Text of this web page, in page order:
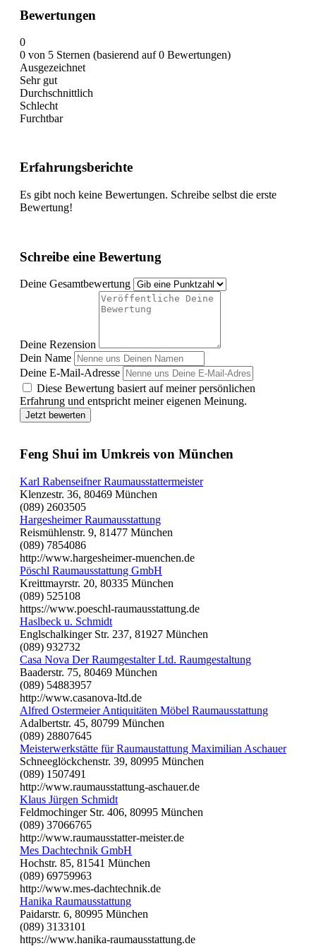
Bewertungen
0
0 von 5 Sternen (basierend auf 0 Bewertungen)
Ausgezeichnet
Sehr gut
Durchschnittlich
Schlecht
Furchtbar
Erfahrungsberichte
Es gibt noch keine Bewertungen. Schreibe selbst die erste
Bewertung!
Schreibe eine Bewertung
Deine Gesamtbewertung
Deine Rezension
Dein Name
Deine E-Mail-Adresse
Diese Bewertung basiert auf meiner persönlichen
Erfahrung und entspricht meiner eigenen Meinung.
Jetzt bewerten
Feng Shui im Umkreis von München
Karl Rabenseifner Raumausstattermeister
Klenzestr. 36, 80469 München
(089) 2603505
Hargesheimer Raumausstattung
Reismühlenstr. 9, 81477 München
(089) 7854086
http://www.hargesheimer-muenchen.de
Pöschl Raumausstattung GmbH
Kreittmayrstr. 20, 80335 München
(089) 525108
https://www.poeschl-raumausstattung.de
Haslbeck u. Schmidt
Englschalkinger Str. 237, 81927 München
(089) 932732
Casa Nova Der Raumgestalter Ltd. Raumgestaltung
Baaderstr. 75, 80469 München
(089) 54883957
http://www.casanova-ltd.de
Alfred Ostermeier Antiquitäten Möbel Raumausstattung
Adalbertstr. 45, 80799 München
(089) 28807645
Meisterwerkstätte für Raumaustattung Maximilian Aschauer
Schneeglöckchenstr. 39, 80995 München
(089) 1507491
http://www.raumausstattung-aschauer.de
Klaus Jürgen Schmidt
Feldmochinger Str. 406, 80995 München
(089) 37066765
http://www.raumausstatter-meister.de
Mes Dachtechnik GmbH
Hochstr. 85, 81541 München
(089) 69759963
http://www.mes-dachtechnik.de
Hanika Raumausstattung
Paidarstr. 6, 80995 München
(089) 3133101
https://www.hanika-raumausstattung.de